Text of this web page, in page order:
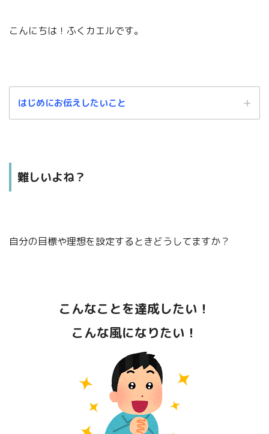
こんにちは！ふくカエルです。
はじめにお伝えしたいこと
もっと、きちんと
くわしく理解したいぞ～～～！
難しいよね？
自分の目標や理想を設定するときどうしてますか？
こんなことを達成したい！
こんな風になりたい！